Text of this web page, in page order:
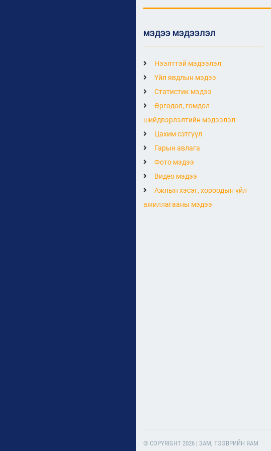
МЭДЭЭ МЭДЭЭЛЭЛ
Нээлттэй мэдээлэл
Үйл явдлын мэдээ
Статистик мэдээ
Өргөдөл, гомдол
шийдвэрлэлтийн мэдээлэл
Цахим сэтгүүл
Гарын авлага
Фото мэдээ
Видео мэдээ
Ажлын хэсэг, хороодын үйл
ажиллагааны мэдээ
© COPYRIGHT 2026 | ЗАМ, ТЭЭВРИЙН ЯАМ